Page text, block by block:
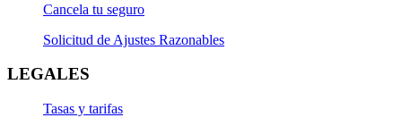
Cancela tu seguro
Solicitud de Ajustes Razonables
LEGALES
Tasas y tarifas